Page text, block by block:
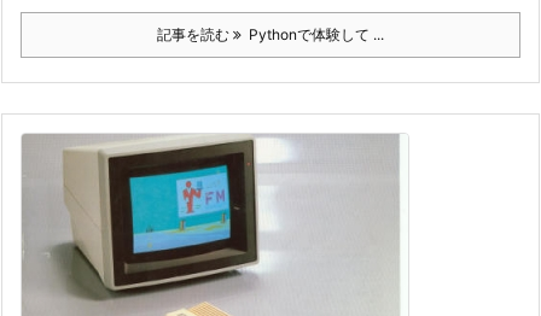
記事を読む Pythonで体験して ...